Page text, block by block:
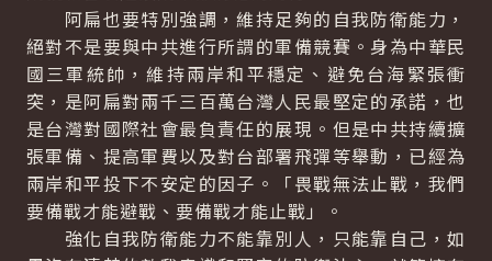
阿扁也要特別強調，維持足夠的自我防衛能力，
絕對不是要與中共進行所謂的軍備競賽。身為中華民
國三軍統帥，維持兩岸和平穩定、避免台海緊張衝
突，是阿扁對兩千三百萬台灣人民最堅定的承諾，也
是台灣對國際社會最負責任的展現。但是中共持續擴
張軍備、提高軍費以及對台部署飛彈等舉動，已經為
兩岸和平投下不安定的因子。「畏戰無法止戰，我們
要備戰才能避戰、要備戰才能止戰」。
強化自我防衛能力不能靠別人，只能靠自己，如